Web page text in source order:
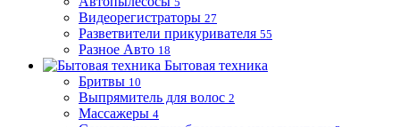
Видеорегистраторы 27
Разветвители прикуривателя 55
Разное Авто 18
Бытовая техника
Бритвы 10
Выпрямитель для волос 2
Массажеры 4